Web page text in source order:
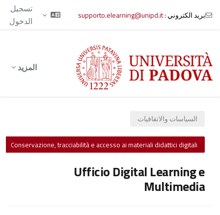
بريد الكتروني :supporto.elearning@unipd.it
تسجيل
الدخول
المزيد
السياسات والاتفاقيات
Conservazione, tracciabilità e accesso ai materiali didattici digitali
Ufficio Digital Learning e
Multimedia